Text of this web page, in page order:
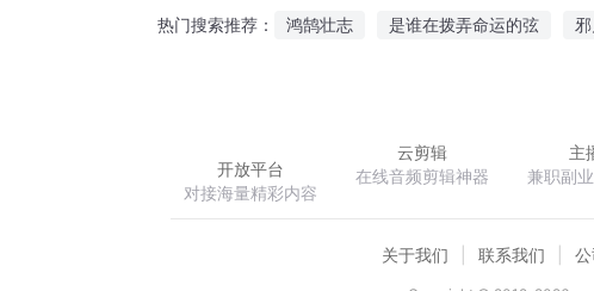
热门搜索推荐： 鸿鹄壮志 是谁在拨弄命运的弦
开放平台
对接海量精彩内容
云剪辑
在线音频剪辑神器
主
兼职副
关于我们 联系我们